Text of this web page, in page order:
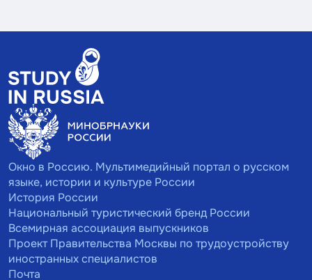
Окно в Россию. Мультимедийный портал о русском
языке, истории и культуре России
История России
Национальный туристический бренд России
Всемирная ассоциация выпускников
Проект Правительства Москвы по трудоустройству
иностранных специалистов
Почта